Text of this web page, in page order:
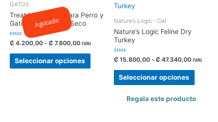
Agotado
GATOS
Treat Liofilizados para Perro y
Gato Sabor a Pollo Seco
Valorado
con
0
de
₡ 4.200,00 - ₡ 7.800,00 IVAI
Seleccionar opciones
Nature’s Logic - Cat
Nature’s Logic Feline Dry
Turkey
Valorado
con
0
de
₡ 15.800,00 - ₡ 47.340,00 IVAI
Seleccionar opciones
Regala este producto